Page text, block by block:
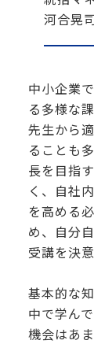
河合晃
中小企業
る多様な
先生から
ることも
長を目指
く、自社
を高める
め、自分
受講を決
基本的な
中で学ん
機会はあ